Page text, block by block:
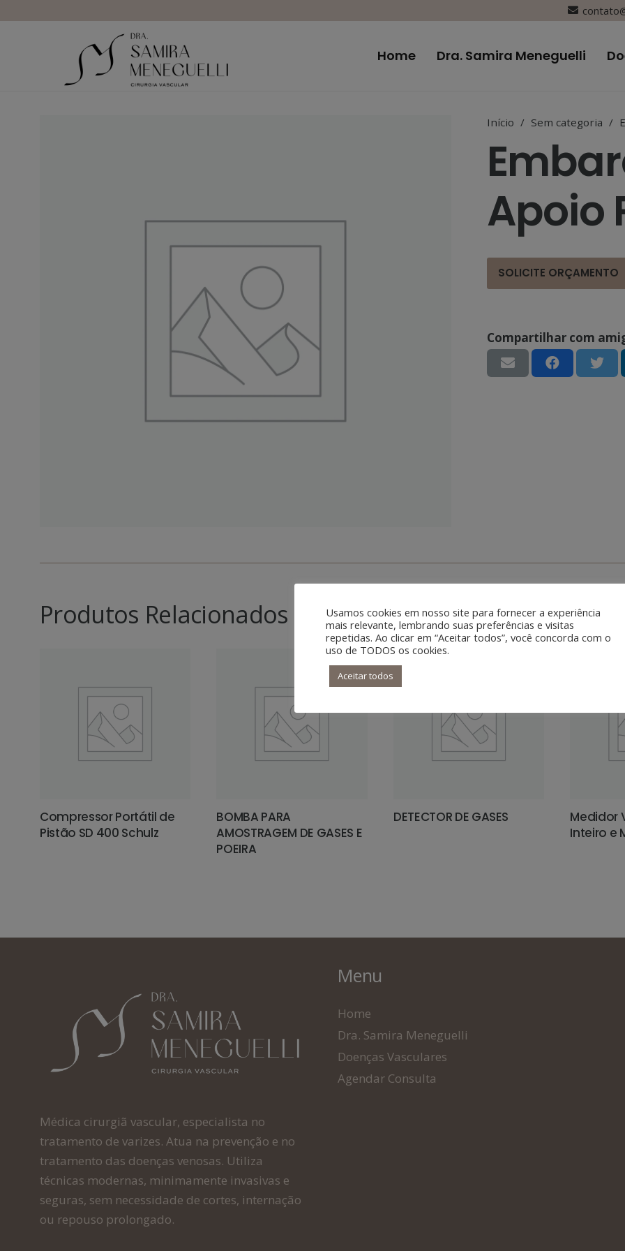
Home Dra. Samira Meneguelli
Início / Sem categoria /
Apoio
SOLICITE ORÇAMENTO
Compartilhar com
Produtos Relacionados
Compressor Portátil de
Pistão SD 400 Schulz
BOMBA PARA
AMOSTRAGEM DE GASES E
POEIRA
DETECTOR DE GASES
Medidor
Inteiro e
Médica cirurgiã vascular, especialista no
tratamento de varizes. Atua na prevenção e no
tratamento das doenças venosas. Utiliza
técnicas modernas, minimamente invasivas e
seguras, sem necessidade de cortes, internação
ou repouso prolongado.
Menu
Home
Dra. Samira Meneguelli
Doenças Vasculares
Agendar Consulta
Usamos cookies em nosso site para fornecer a experiência
mais relevante, lembrando suas preferências e visitas
repetidas. Ao clicar em “Aceitar todos”, você concorda com o
uso de TODOS os cookies.
Aceitar todos